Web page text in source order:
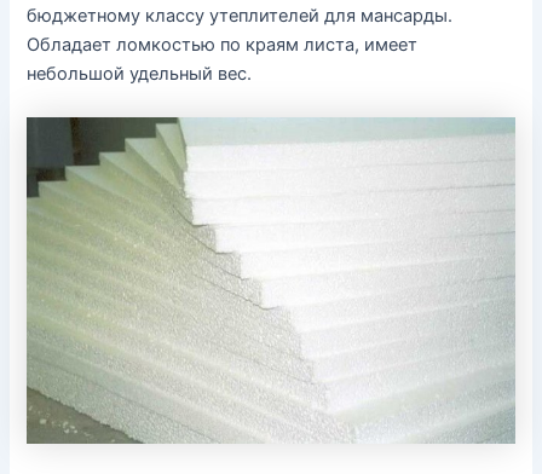
бюджетному классу утеплителей для мансарды.
Обладает ломкостью по краям листа, имеет
небольшой удельный вес.